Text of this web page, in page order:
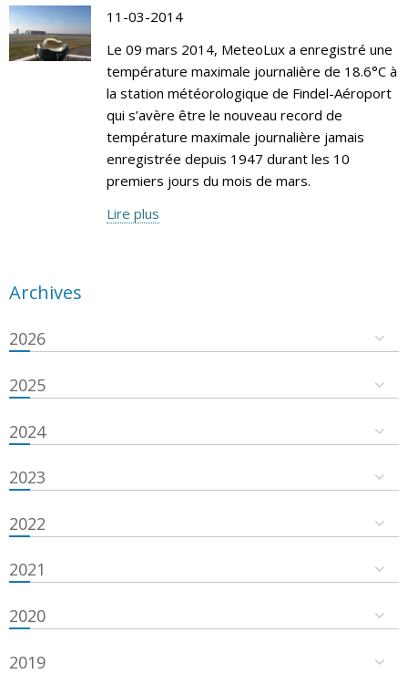
11-03-2014
Le 09 mars 2014, MeteoLux a enregistré une
température maximale journalière de 18.6°C à
la station météorologique de Findel-Aéroport
qui s’avère être le nouveau record de
température maximale journalière jamais
enregistrée depuis 1947 durant les 10
premiers jours du mois de mars.
Lire plus
Archives
2026
2025
2024
2023
2022
2021
2020
2019